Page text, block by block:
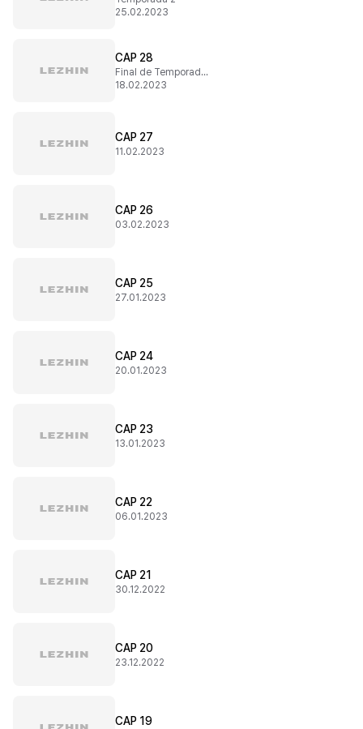
25.02.2023
CAP 28
Final de Temporada 1
18.02.2023
CAP 27
11.02.2023
CAP 26
03.02.2023
CAP 25
27.01.2023
CAP 24
20.01.2023
CAP 23
13.01.2023
CAP 22
06.01.2023
CAP 21
30.12.2022
CAP 20
23.12.2022
CAP 19